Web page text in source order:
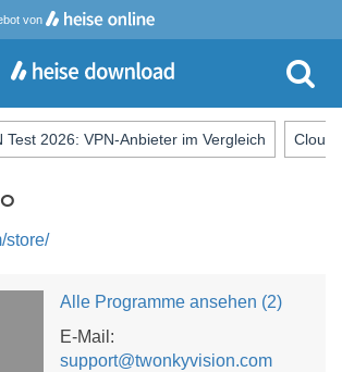
von
Test 2026: VPN-Anbieter im Vergleich
store/
Alle Programme ansehen (2)
E-Mail:
support@twonkyvision.com